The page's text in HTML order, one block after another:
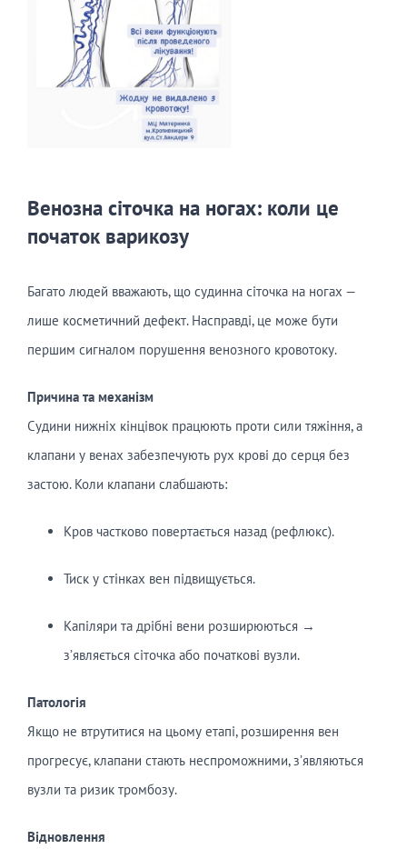
Венозна сіточка на ногах: коли це
початок варикозу
Багато людей вважають, що судинна сіточка на ногах —
лише косметичний дефект. Насправді, це може бути
першим сигналом порушення венозного кровотоку.
Причина та механізм
Судини нижніх кінцівок працюють проти сили тяжіння, а
клапани у венах забезпечують рух крові до серця без
застою. Коли клапани слабшають:
Кров частково повертається назад (рефлюкс).
Тиск у стінках вен підвищується.
Капіляри та дрібні вени розширюються →
з’являється сіточка або початкові вузли.
Патологія
Якщо не втрутитися на цьому етапі, розширення вен
прогресує, клапани стають неспроможними, з’являються
вузли та ризик тромбозу.
Відновлення